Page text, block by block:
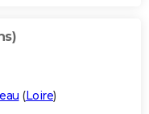
(Loire)